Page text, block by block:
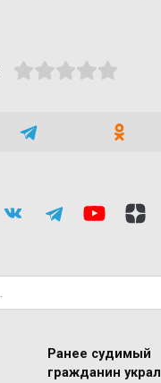
Ранее судимый
гражданин украл